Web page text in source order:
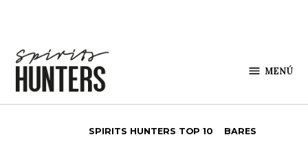
MENÚ
SPIRITS HUNTERS TOP 10 BARES